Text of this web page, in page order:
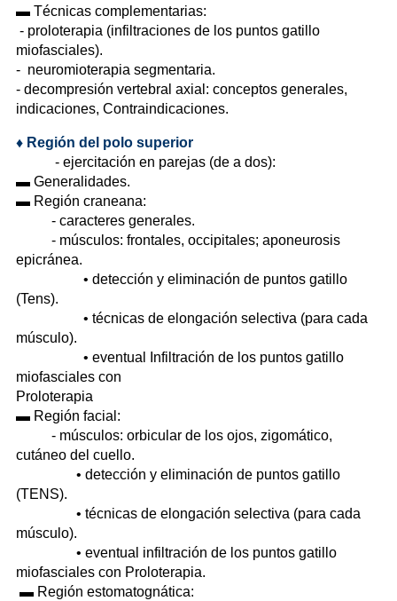
▬ Técnicas complementarias:
- proloterapia (infiltraciones de los puntos gatillo
miofasciales).
- neuromioterapia segmentaria.
- decompresión vertebral axial: conceptos generales,
indicaciones, Contraindicaciones.
♦ Región del polo superior
- ejercitación en parejas (de a dos):
▬ Generalidades.
▬ Región craneana:
- caracteres generales.
- músculos: frontales, occipitales; aponeurosis
epicránea.
• detección y eliminación de puntos gatillo
(Tens).
• técnicas de elongación selectiva (para cada
músculo).
• eventual Infiltración de los puntos gatillo
miofasciales con
▬ Región facial:
- músculos: orbicular de los ojos, zigomático,
cutáneo del cuello.
• detección y eliminación de puntos gatillo
(TENS).
• técnicas de elongación selectiva (para cada
músculo).
• eventual infiltración de los puntos gatillo
miofasciales con Proloterapia.
▬ Región estomatognática: